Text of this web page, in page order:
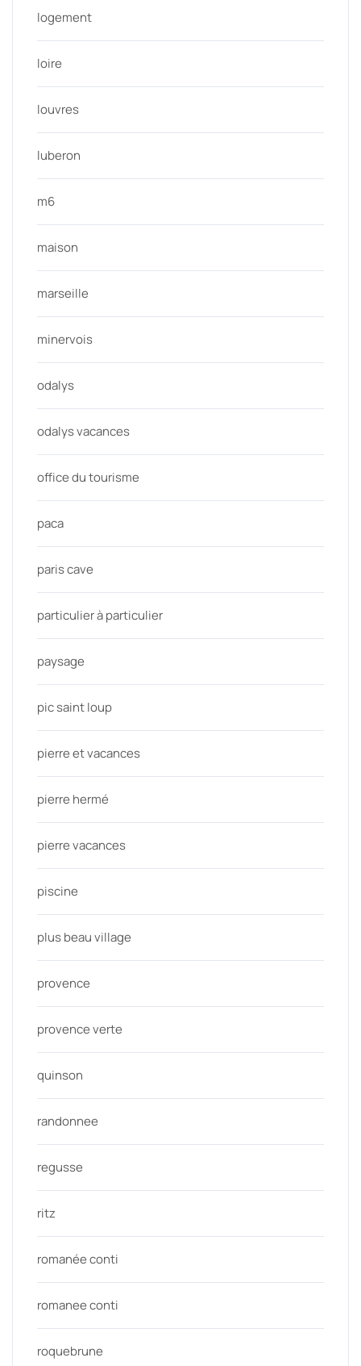
logement
loire
louvres
luberon
m6
maison
marseille
minervois
odalys
odalys vacances
office du tourisme
paca
paris cave
particulier à particulier
paysage
pic saint loup
pierre et vacances
pierre hermé
pierre vacances
piscine
plus beau village
provence
provence verte
quinson
randonnee
regusse
ritz
romanée conti
romanee conti
roquebrune